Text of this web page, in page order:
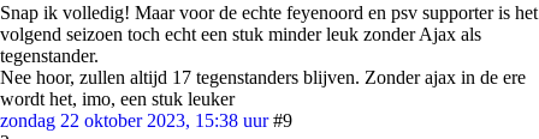
Snap ik volledig! Maar voor de echte feyenoord en psv supporter is het
volgend seizoen toch echt een stuk minder leuk zonder Ajax als
tegenstander.
Nee hoor, zullen altijd 17 tegenstanders blijven. Zonder ajax in de ere
wordt het, imo, een stuk leuker
zondag 22 oktober 2023, 15:38 uur #9